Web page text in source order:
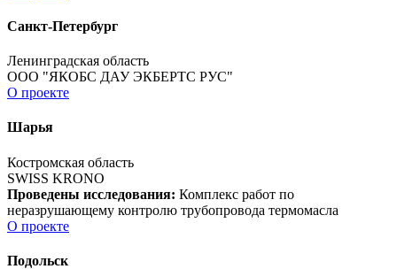
Санкт-Петербург
Ленинградская область
ООО "ЯКОБС ДАУ ЭКБЕРТС РУС"
О проекте
Шарья
Костромская область
SWISS KRONO
Проведены исследования: Комплекс работ по
неразрушающему контролю трубопровода термомасла
О проекте
Подольск